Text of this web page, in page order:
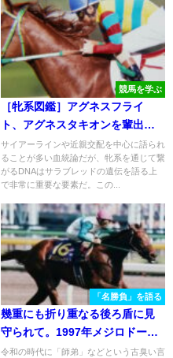
競馬を学ぶ
［牝系図鑑］アグネスフライ
ト、アグネスタキオンを輩出。
スピード、スタミナ兼備のイコ
マエイカン牝系。
サイアーラインや近親交配を中心に語られ
ることが多い血統論だが、牝系を通じて繋
がるDNAはサラブレッドの遺伝を語る上
で非常に重要な要素だ。この...
「名勝負」を語る
幾重にも折り重なる後ろ盾に見
守られて。1997年メジロドーベ
ルのオークス
令和の時代に「師弟」などという古臭い言